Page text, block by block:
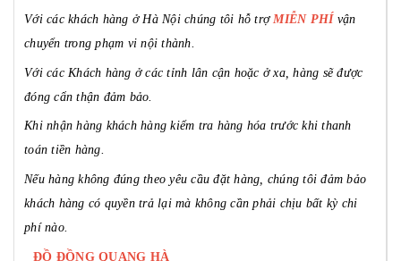
Với các khách hàng ở Hà Nội chúng tôi hỗ trợ MIỄN PHÍ vận
chuyển trong phạm vi nội thành.
Với các Khách hàng ở các tỉnh lân cận hoặc ở xa, hàng sẽ được
đóng cẩn thận đảm bảo.
Khi nhận hàng khách hàng kiểm tra hàng hóa trước khi thanh
toán tiền hàng.
Nếu hàng không đúng theo yêu cầu đặt hàng, chúng tôi đảm bảo
khách hàng có quyền trả lại mà không cần phải chịu bất kỳ chi
phí nào.
ĐỒ ĐỒNG QUANG HÀ